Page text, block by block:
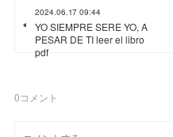
2024.06.17 09:44
YO SIEMPRE SERE YO, A
PESAR DE TI leer el libro
pdf
0コメント